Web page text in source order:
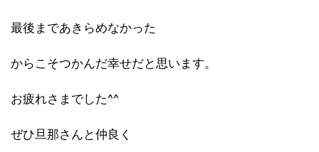
最後まであきらめなかった
からこそつかんだ幸せだと思います。
お疲れさまでした^^
ぜひ旦那さんと仲良く